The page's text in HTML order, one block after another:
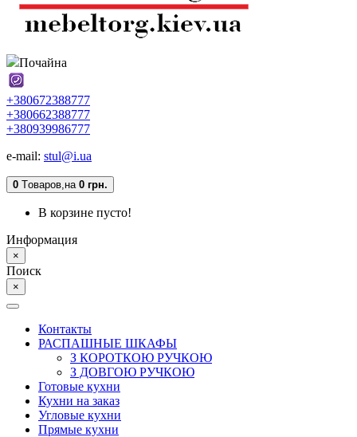
Почайна
+380672388777
+380662388777
+380939986777
e-mail: stul@i.ua
0 Tоваров,на 0 грн.
В корзине пусто!
Информация
×
Поиск
×
Контакты
РАСПАШНЫЕ ШКАФЫ
З КОРОТКОЮ РУЧКОЮ
З ДОВГОЮ РУЧКОЮ
Готовые кухни
Кухни на заказ
Угловые кухни
Прямые кухни